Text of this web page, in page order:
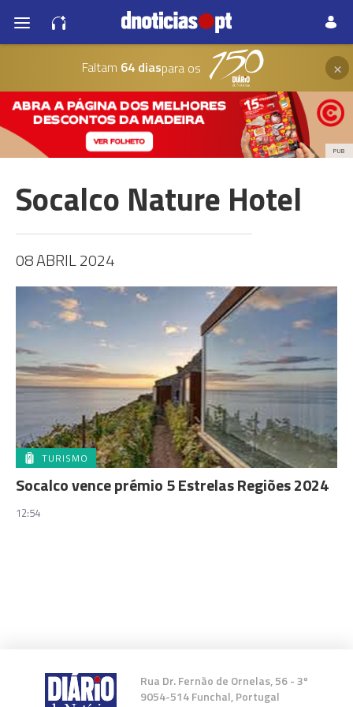
Faltam 64 diaspara os ×
PUB
Socalco Nature Hotel
08 ABRIL 2024
TURISMO
Socalco vence prémio 5 Estrelas Regiões 2024
12:54
Rua Dr. Fernão de Ornelas, 56 - 3º
9054-514 Funchal, Portugal